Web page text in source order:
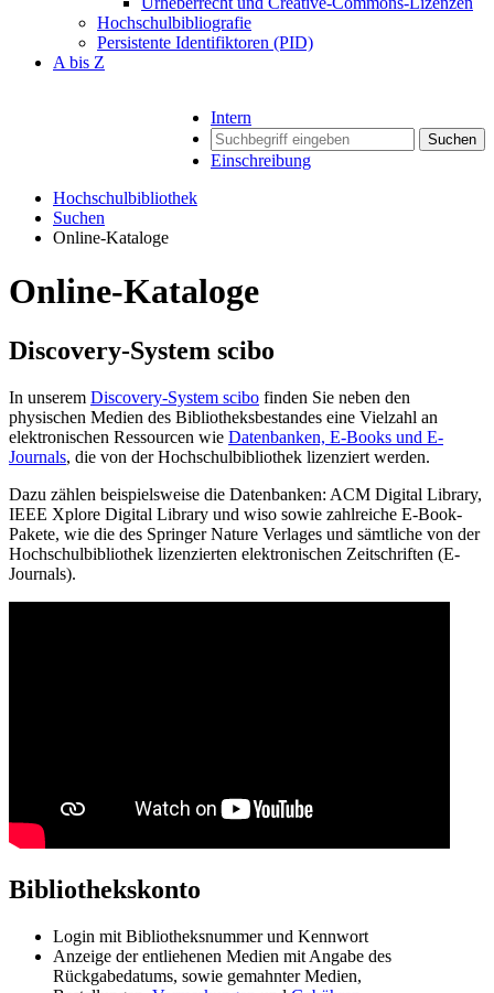
Hochschulbibliografie
Persistente Identifiktoren (PID)
A bis Z
Intern
Suchen
Einschreibung
Hochschulbibliothek
Suchen
Online-Kataloge
Online-Kataloge
Discovery-System scibo
In unserem Discovery-System scibo finden Sie neben den
physischen Medien des Bibliotheksbestandes eine Vielzahl an
elektronischen Ressourcen wie Datenbanken, E-Books und E-
Journals, die von der Hochschulbibliothek lizenziert werden.
Dazu zählen beispielsweise die Datenbanken: ACM Digital Library,
IEEE Xplore Digital Library und wiso sowie zahlreiche E-Book-
Pakete, wie die des Springer Nature Verlages und sämtliche von der
Hochschulbibliothek lizenzierten elektronischen Zeitschriften (E-
Journals).
Bibliothekskonto
Login mit Bibliotheksnummer und Kennwort
Anzeige der entliehenen Medien mit Angabe des
Rückgabedatums, sowie gemahnter Medien,